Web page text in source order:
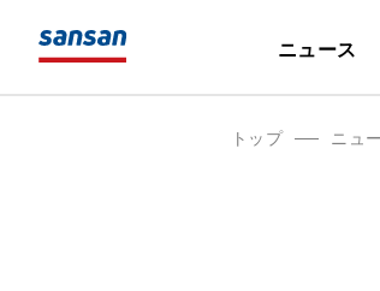
ニュース
トップ ニュ